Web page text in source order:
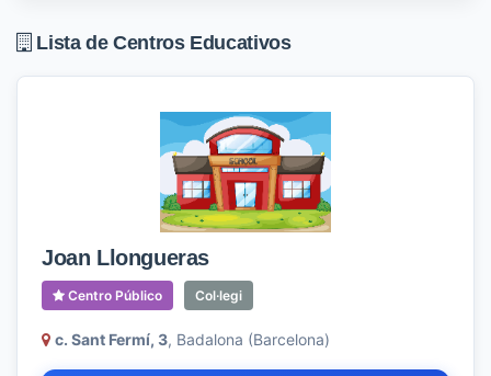
Lista de Centros Educativos
Joan Llongueras
Centro Público Col·legi
c. Sant Fermí, 3, Badalona (Barcelona)